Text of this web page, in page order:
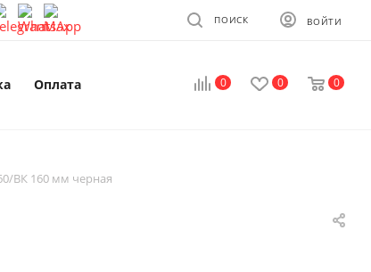
ВОЙТИ
ПОИСК
0 0 0
Оплата
ВК 160 мм черная